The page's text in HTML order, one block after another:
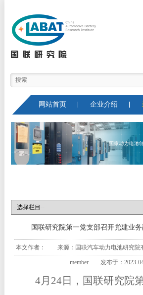
网站首页 企业介绍
国联研究院第一党支部召开党建业
本文作者： 来源：国联汽车动力电池研究
member 发布于：2023-
4月24日，国联研究院